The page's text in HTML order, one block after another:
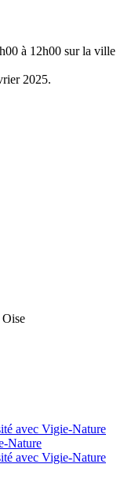
à 12h00 sur la ville
2025.
avec Vigie-Nature
Nature
avec Vigie-Nature